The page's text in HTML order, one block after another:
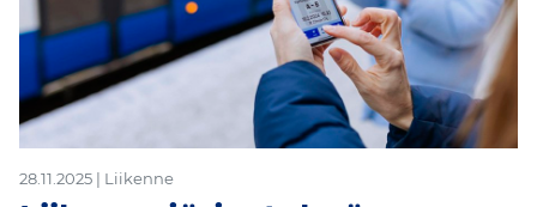
28.11.2025 | Liikenne